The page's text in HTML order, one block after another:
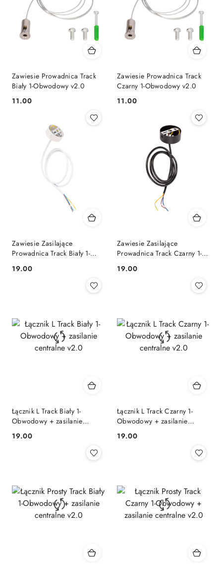
Zawiesie Prowadnica Track
Biały 1-Obwodowy v2.0
Cena:
11.00
Zawiesie Prowadnica Track
Czarny 1-Obwodowy v2.0
Cena:
11.00
Zawiesie Zasilające
Prowadnica Track Biały 1-
Cena:
19.00
Zawiesie Zasilające
Prowadnica Track Czarny 1-
Cena:
19.00
Łącznik L Track Biały 1-
Obwodowy + zasilanie
Cena:
19.00
Łącznik L Track Czarny 1-
Obwodowy + zasilanie
Cena:
19.00